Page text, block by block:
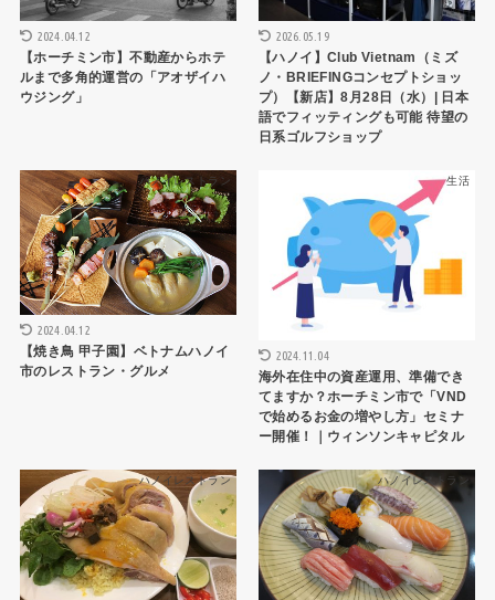
2024.04.12
【ホーチミン市】不動産からホテ
ルまで多角的運営の「アオザイハ
ウジング」
2026.05.19
【ハノイ】Club Vietnam（ミズ
ノ・BRIEFINGコンセプトショッ
プ）【新店】8月28日（水）| 日本
語でフィッティングも可能 待望の
日系ゴルフショップ
ハノイレストラン
2024.04.12
【焼き鳥 甲子園】ベトナムハノイ
市のレストラン・グルメ
生活
2024.11.04
海外在住中の資産運用、準備でき
てますか？ホーチミン市で「VND
で始めるお金の増やし方」セミナ
ー開催！｜ウィンソンキャピタル
ハノイレストラン ハノイレストラン